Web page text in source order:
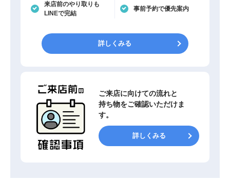
来店前のやり取りも
LINEで完結
事前予約で優先案内
詳しくみる
ご来店に向けての流れと
持ち物をご確認いただけま
す。
詳しくみる